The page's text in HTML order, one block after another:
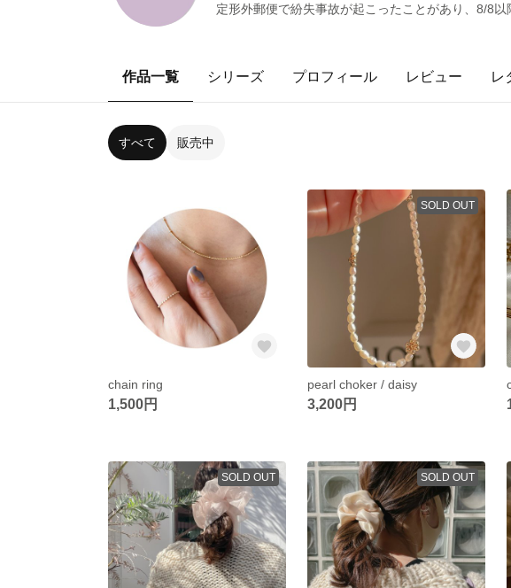
定形外郵便で紛失事故が起こったことがあり、8/8
作品一覧 シリーズ プロフィール レビュー レ
すべて 販売中
chain ring
1,500円
SOLD OUT
pearl choker / daisy
3,200円
SOLD OUT SOLD OUT